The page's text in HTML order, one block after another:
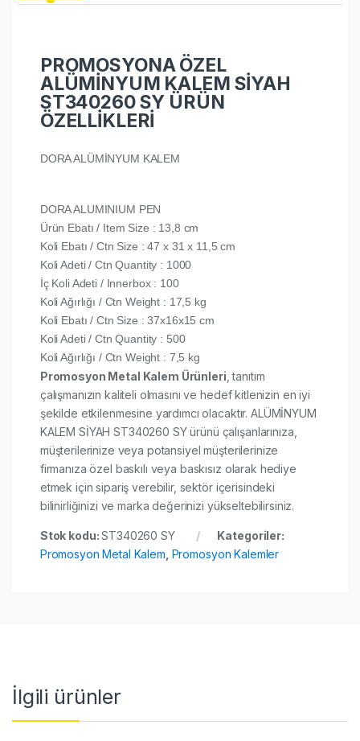
PROMOSYONA ÖZEL
ALÜMİNYUM KALEM SİYAH
ST340260 SY ÜRÜN
ÖZELLİKLERİ
DORA ALÜMİNYUM KALEM
DORA ALUMINIUM PEN
Ürün Ebatı / Item Size : 13,8 cm
Koli Ebatı / Ctn Size : 47 x 31 x 11,5 cm
Koli Adeti / Ctn Quantity : 1000
İç Koli Adeti / Innerbox : 100
Koli Ağırlığı / Ctn Weight : 17,5 kg
Koli Ebatı / Ctn Size : 37x16x15 cm
Koli Adeti / Ctn Quantity : 500
Koli Ağırlığı / Ctn Weight : 7,5 kg
Promosyon Metal Kalem Ürünleri , tanıtım
çalışmanızın kaliteli olmasını ve hedef kitlenizin en iyi
şekilde etkilenmesine yardımcı olacaktır. ALÜMİNYUM
KALEM SİYAH ST340260 SY ürünü çalışanlarınıza,
müşterilerinize veya potansiyel müşterilerinize
firmanıza özel baskılı veya baskısız olarak hediye
etmek için sipariş verebilir, sektör içerisindeki
bilinirliğinizi ve marka değerinizi yükseltebilirsiniz.
Stok kodu:ST340260 SY
Kategoriler:
Promosyon Metal Kalem Promosyon Kalemler
İlgili ürünler